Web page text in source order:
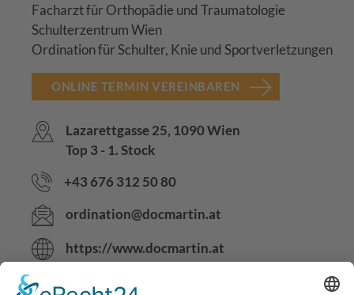
Facharzt für Orthopädie und Traumatologie
Schulterzentrum Wien
Ordination für Schulter, Knie und Sportverletzungen
ONLINE TERMIN VEREINBAREN
Lazarettgasse 25, 1090 Wien
Top 3 - 1. Stock
+43 676 312 50 80
ordination@docmartin.at
https://www.docmartin.at